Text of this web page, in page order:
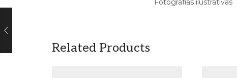
Fotografías ilustrativas
Related Products